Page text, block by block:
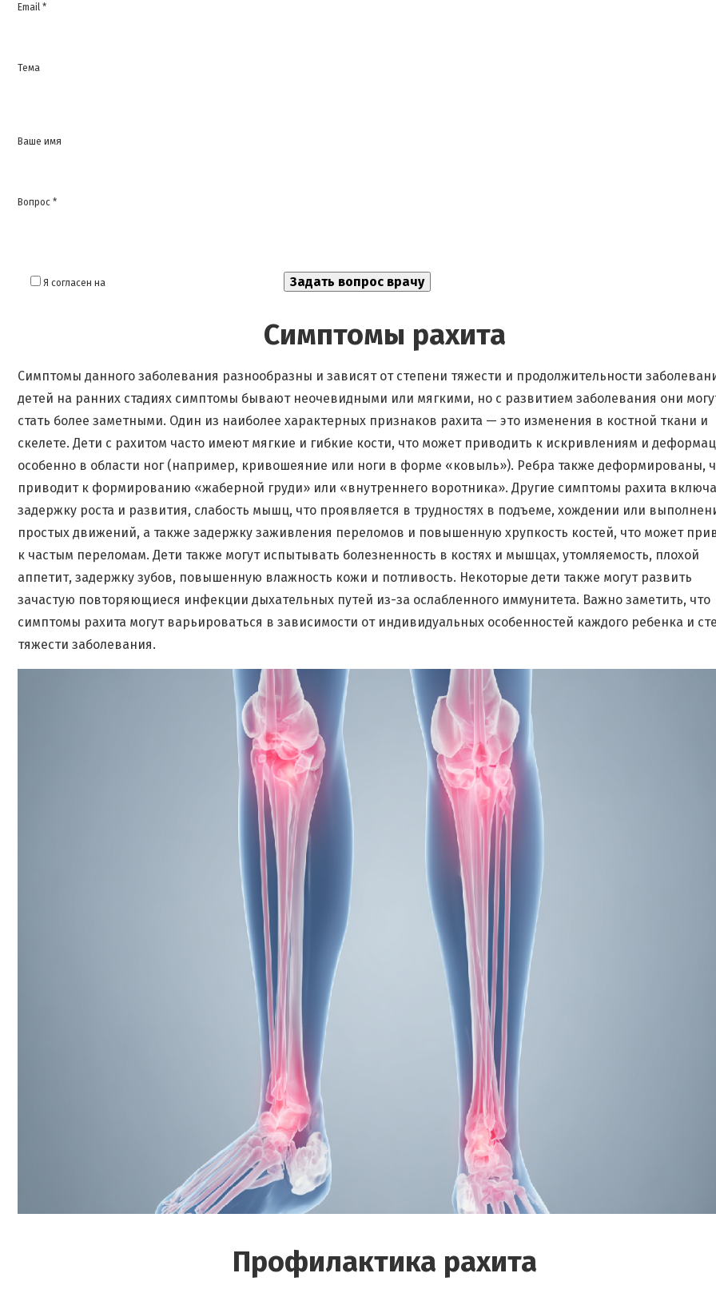
Email *
Тема
Ваше имя
Вопрос *
Я согласен на
Симптомы рахита
Симптомы данного заболевания разнообразны и зависят от степени тяжести и продолжительности
детей на ранних стадиях симптомы бывают неочевидными или мягкими, но с развитием заболевания они
стать более заметными. Один из наиболее характерных признаков рахита — это изменения в костной ткани и
скелете. Дети с рахитом часто имеют мягкие и гибкие кости, что может приводить к искривлениям и
особенно в области ног (например, кривошеяние или ноги в форме «ковыль»). Ребра также деформированы,
приводит к формированию «жаберной груди» или «внутреннего воротника». Другие симптомы рахита
задержку роста и развития, слабость мышц, что проявляется в трудностях в подъеме, хождении или
простых движений, а также задержку заживления переломов и повышенную хрупкость костей, что может
к частым переломам. Дети также могут испытывать болезненность в костях и мышцах, утомляемость, плохой
аппетит, задержку зубов, повышенную влажность кожи и потливость. Некоторые дети также могут развить
зачастую повторяющиеся инфекции дыхательных путей из-за ослабленного иммунитета. Важно заметить, что
симптомы рахита могут варьироваться в зависимости от индивидуальных особенностей каждого ребенка и
тяжести заболевания.
Профилактика рахита